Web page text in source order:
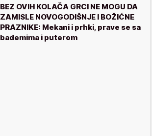
BEZ OVIH KOLAČA GRCI NE MOGU DA
ZAMISLE NOVOGODIŠNJE I BOŽIĆNE
PRAZNIKE: Mekani i prhki, prave se sa
bademima i puterom